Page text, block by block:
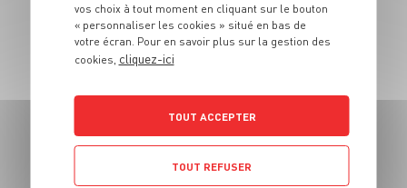
BOISSON
Café glacé
vos choix à tout moment en cliquant sur le bouton
« personnaliser les cookies » situé en bas de
votre écran. Pour en savoir plus sur la gestion des
cookies, cliquez-ici
TOUT ACCEPTER
TOUT REFUSER